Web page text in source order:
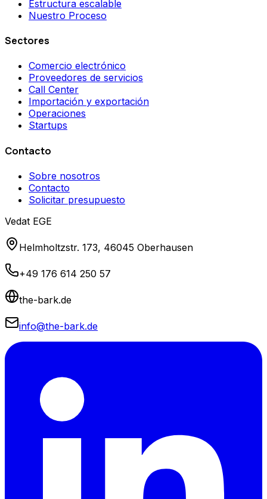
Estructura escalable
Nuestro Proceso
Sectores
Comercio electrónico
Proveedores de servicios
Call Center
Importación y exportación
Operaciones
Startups
Contacto
Sobre nosotros
Contacto
Solicitar presupuesto
Vedat EGE
Helmholtzstr. 173, 46045 Oberhausen
+49 176 614 250 57
the-bark.de
info@the-bark.de